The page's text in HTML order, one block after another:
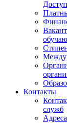
Контакты
служб